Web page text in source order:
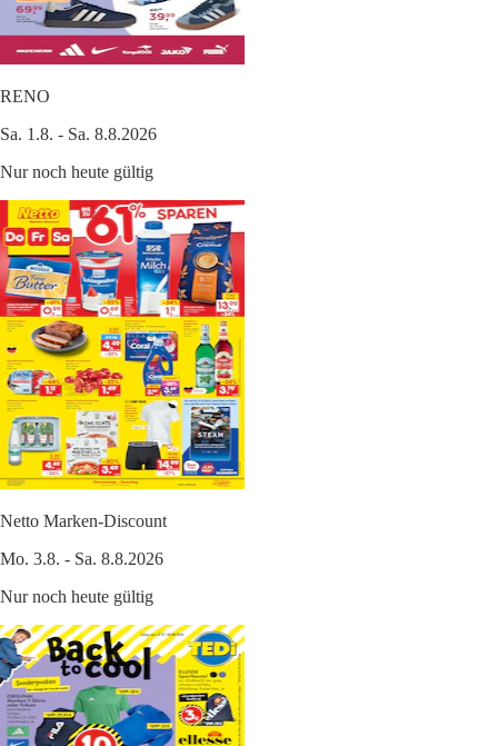
RENO
Sa. 1.8. - Sa. 8.8.2026
Nur noch heute gültig
Netto Marken-Discount
Mo. 3.8. - Sa. 8.8.2026
Nur noch heute gültig